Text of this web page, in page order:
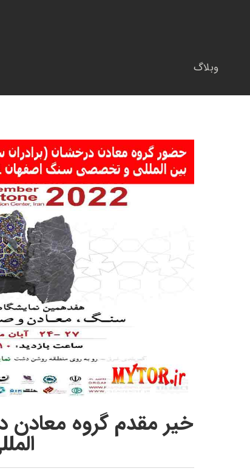
وبلاگ
خیر مقدم گروه معادن